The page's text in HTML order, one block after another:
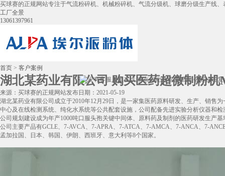
买球赛的正规网站专注于气流粉碎机、机械粉碎机、气流分级机、球磨分级生产线
工厂全景
13061397961
首页 > 客户案例
湖北某药业有限公司 购买医药超微制粉机
来源：买球赛的正规网站发布日期：2021-05-19
湖北某药业有限公司成立于2010年12月29日，是一家集医药原料研发、生产、销售
中心及在线检测系统、纯化水系统等公共配套设施，公司配备先进实验分析仪器和检
公司规划建设成为年产1000吨口服头孢关键中间体、原料药及制剂的医药研发生产
公司主要产品有GCLE、7-AVCA、7-APRA、7-ATCA、7-AMCA、7-ANCA、7-
孟加拉国、日本、韩国、伊朗、西班牙、意大利等8个国家。